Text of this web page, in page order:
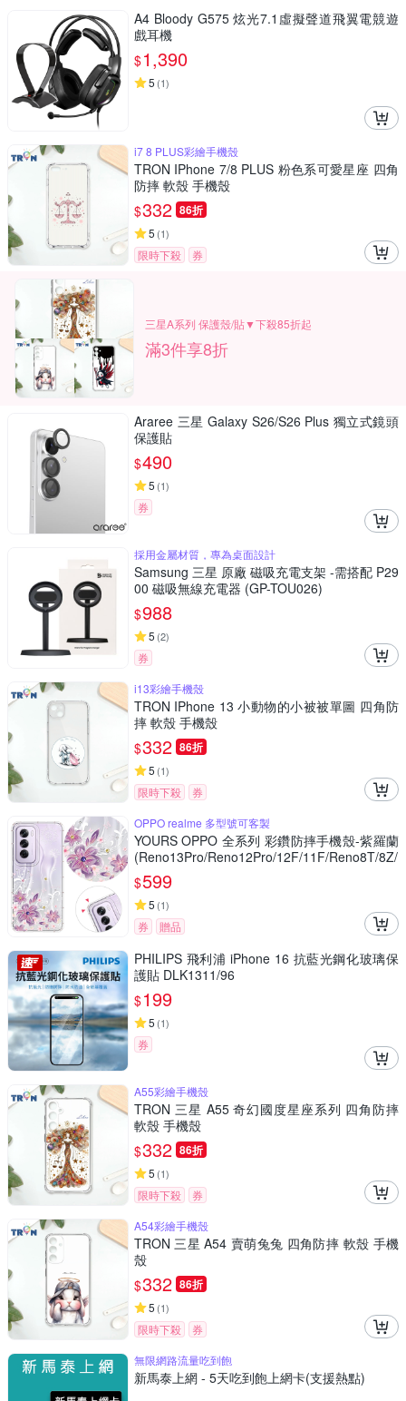
A4 Bloody G575 炫光7.1虛擬聲道飛翼電競遊
戲耳機
$1,390
5 (1)
i7 8 PLUS彩繪手機殼
TRON IPhone 7/8 PLUS 粉色系可愛星座 四角
防摔 軟殼 手機殼
$332 86折
5 (1)
限時下殺 券
三星A系列 保護殼/貼▼下殺85折起
滿3件享8折
Araree 三星 Galaxy S26/S26 Plus 獨立式鏡頭
保護貼
$490
5 (1)
券
採用金屬材質，專為桌面設計
Samsung 三星 原廠 磁吸充電支架 -需搭配 P29
00 磁吸無線充電器 (GP-TOU026)
$988
5 (2)
券
i13彩繪手機殼
TRON IPhone 13 小動物的小被被單圖 四角防
摔 軟殼 手機殼
$332 86折
5 (1)
限時下殺
券
OPPO realme 多型號可客製
YOURS OPPO 全系列 彩鑽防摔手機殼-紫羅蘭
(Reno13Pro/Reno12Pro/12F/11F/Reno8T/8Z/
7Z/4Z)
$599
5 (1)
券 贈品
PHILIPS 飛利浦 iPhone 16 抗藍光鋼化玻璃保
護貼 DLK1311/96
$199
5 (1)
券
A55彩繪手機殼
TRON 三星 A55 奇幻國度星座系列 四角防摔
軟殼 手機殼
$332 86折
5 (1)
限時下殺
券
A54彩繪手機殼
TRON 三星 A54 賣萌兔兔 四角防摔 軟殼 手機
殼
$332 86折
5 (1)
限時下殺
券
無限網路流量吃到飽
新馬泰上網 - 5天吃到飽上網卡(支援熱點)